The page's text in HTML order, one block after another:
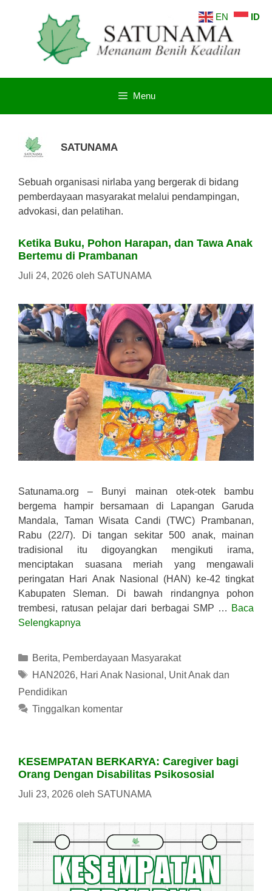
Menu
SATUNAMA
Sebuah organisasi nirlaba yang bergerak di bidang
pemberdayaan masyarakat melalui pendampingan,
advokasi, dan pelatihan.
Ketika Buku, Pohon Harapan, dan Tawa Anak
Bertemu di Prambanan
Juli 24, 2026 oleh SATUNAMA
Satunama.org – Bunyi mainan otek-otek bambu
bergema hampir bersamaan di Lapangan Garuda
Mandala, Taman Wisata Candi (TWC) Prambanan,
Rabu (22/7). Di tangan sekitar 500 anak, mainan
tradisional itu digoyangkan mengikuti irama,
menciptakan suasana meriah yang mengawali
peringatan Hari Anak Nasional (HAN) ke-42 tingkat
Kabupaten Sleman. Di bawah rindangnya pohon
trembesi, ratusan pelajar dari berbagai SMP … Baca
Selengkapnya
Kategori
Berita, Pemberdayaan Masyarakat
Tag
HAN2026, Hari Anak Nasional , Unit Anak dan
Pendidikan
Tinggalkan komentar
KESEMPATAN BERKARYA: Caregiver bagi
Orang Dengan Disabilitas Psikososial
Juli 23, 2026 oleh SATUNAMA
EN ID